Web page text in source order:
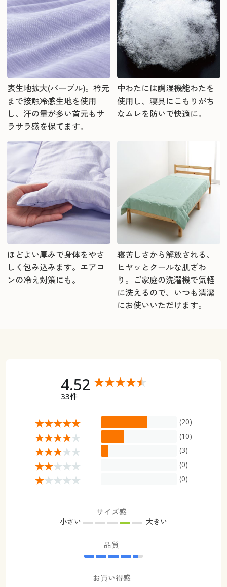
表生地拡大(パープル)。衿元
まで接触冷感生地を使用
し、汗の量が多い首元もサ
ラサラ感を保てます。
中わたには調湿機能わたを
使用し、寝具にこもりがち
なムレを防いで快適に。
ほどよい厚みで身体をやさ
しく包み込みます。エアコ
ンの冷え対策にも。
寝苦しさから解放される、
ヒヤッとクールな肌ざわ
り。ご家庭の洗濯機で気軽
に洗えるので、いつも清潔
にお使いいただけます。
4.52
33件
(20)
(10)
(3)
(0)
(0)
サイズ感
小さい 大きい
品質
お買い得感